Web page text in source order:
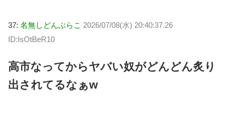
37: 名無しどんぶらこ 2026/07/08(水) 20:40:37.26
ID:IsOtBeR10
高市なってからヤバい奴がどんどん炙り
出されてるなぁw